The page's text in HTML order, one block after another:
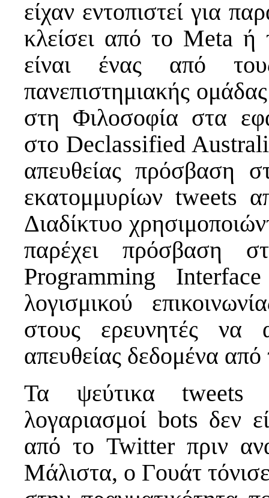
είχαν εντοπιστεί για
κλείσει από το Meta
είναι ένας από
πανεπιστημιακής
στη Φιλοσοφία στα
στο Declassified
απευθείας πρόσβαση
εκατομμυρίων tweets
Διαδίκτυο
παρέχει πρόσβαση
Programming
λογισμικού
στους ερευνητές να
απευθείας δεδομένα
Τα ψεύτικα tweets
λογαριασμοί bots δεν
από το Twitter πριν
Μάλιστα, ο Γουάτ